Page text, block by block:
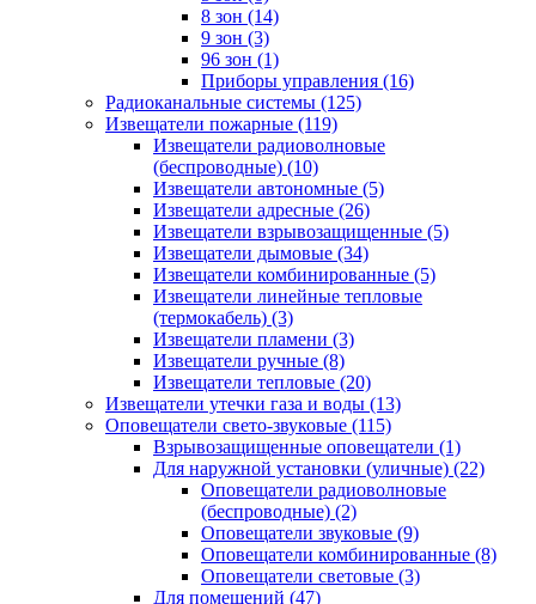
8 зон (14)
9 зон (3)
96 зон (1)
Приборы управления (16)
Радиоканальные системы (125)
Извещатели пожарные (119)
Извещатели радиоволновые
(беспроводные) (10)
Извещатели автономные (5)
Извещатели адресные (26)
Извещатели взрывозащищенные (5)
Извещатели дымовые (34)
Извещатели комбинированные (5)
Извещатели линейные тепловые
(термокабель) (3)
Извещатели пламени (3)
Извещатели ручные (8)
Извещатели тепловые (20)
Извещатели утечки газа и воды (13)
Оповещатели свето-звуковые (115)
Взрывозащищенные оповещатели (1)
Для наружной установки (уличные) (22)
Оповещатели радиоволновые
(беспроводные) (2)
Оповещатели звуковые (9)
Оповещатели комбинированные (8)
Оповещатели световые (3)
Для помещений (47)